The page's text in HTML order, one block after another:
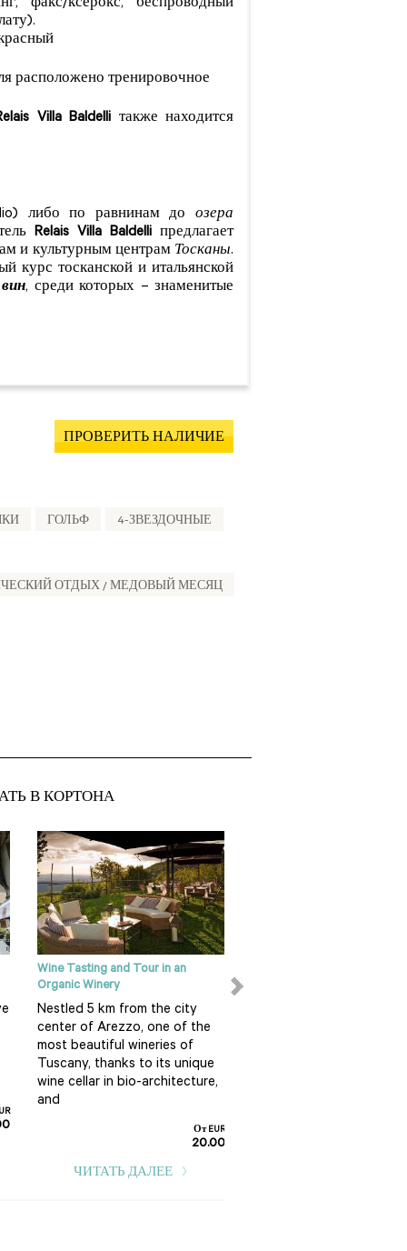
факс/ксерокс, беспроводный
расположено тренировочное
Villa Baldelli также находится
либо по равнинам доозера
Relais Villa Baldelli предлагает
и культурным центрам Тосканы.
курс тосканской и итальянской
, среди которых – знаменитые
ПРОВЕРИТЬ НАЛИЧИЕ
ГОЛЬФ 4-ЗВЕЗДОЧНЫЕ
ОТДЫХ / МЕДОВЫЙ МЕСЯЦ
В КОРТОНА
Wine Tasting and Tour in an
Organic Winery
Nestled 5 km from the city
center of Arezzo, one of the
most beautiful wineries of
Tuscany, thanks to its unique
wine cellar in bio-architecture,
and
От EUR
20.00
ЧИТАТЬ ДАЛЕЕ